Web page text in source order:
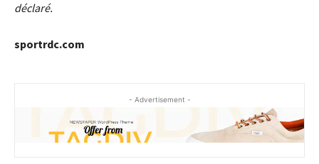
déclaré.
sportrdc.com
- Advertisement -